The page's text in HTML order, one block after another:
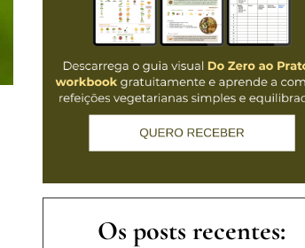
Os posts recentes: